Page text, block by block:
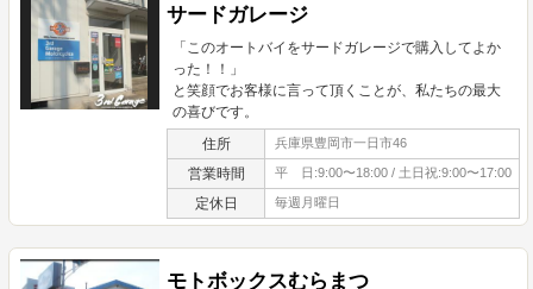
サードガレージ
「このオートバイをサードガレージで購入してよか
った！！」
と笑顔でお客様に言って頂くことが、私たちの最大
の喜びです。
住所 兵庫県豊岡市一日市46
営業時間 平 日:9:00〜18:00 / 土日祝:9:00〜17:00
定休日 毎週月曜日
モトボックスむらまつ